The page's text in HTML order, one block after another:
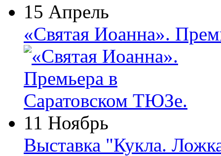
15 Апрель
«Святая Иоанна».
11 Ноябрь
Выставка "Кукла.